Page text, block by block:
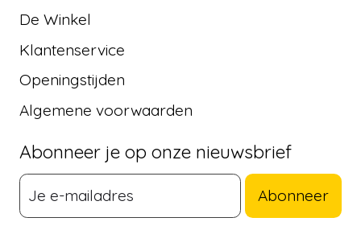
De Winkel
Klantenservice
Openingstijden
Algemene voorwaarden
Abonneer je op onze nieuwsbrief
Abonneer